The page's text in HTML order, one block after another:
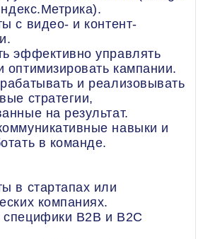
с видео- и контент-
эффективно управлять
оптимизировать кампании.
и реализовывать
стратегии,
на результат.
навыки и
в команде.
в стартапах или
компаниях.
B2B и B2C